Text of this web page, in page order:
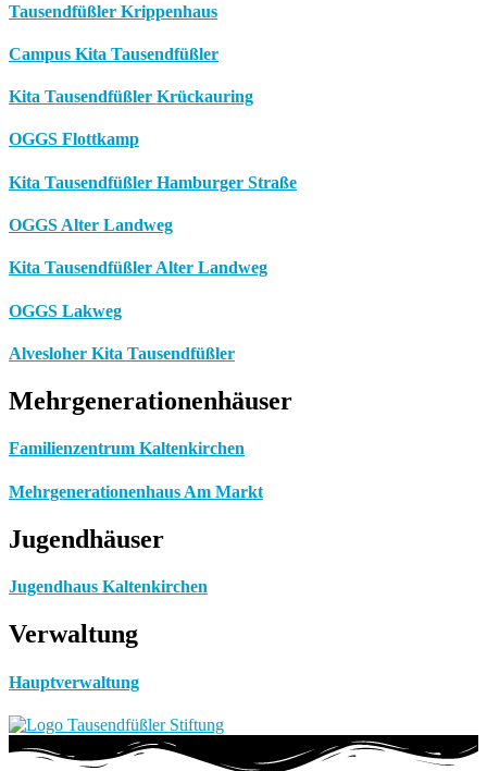
Tausendfüßler Krippenhaus
Campus Kita Tausendfüßler
Kita Tausendfüßler Krückauring
OGGS Flottkamp
Kita Tausendfüßler Hamburger Straße
OGGS Alter Landweg
Kita Tausendfüßler Alter Landweg
OGGS Lakweg
Alvesloher Kita Tausendfüßler
Mehrgenerationenhäuser
Familienzentrum Kaltenkirchen
Mehrgenerationenhaus Am Markt
Jugendhäuser
Jugendhaus Kaltenkirchen
Verwaltung
Hauptverwaltung